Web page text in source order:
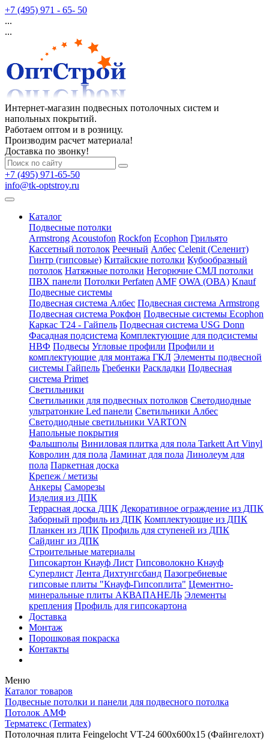
+7 (495) 971 - 65- 50
...
...
Интернет-магазин подвесных потолочных систем и
напольных покрытий.
Работаем оптом и в розницу.
Производим расчет материала!
Доставка по звонку!
+7 (495) 971-65-50
info@tk-optstroy.ru
Каталог
Подвесные потолки
Armstrong Acoustofon Rockfon Ecophon Грильято
Кассетный потолок Реечный Албес Celenit (Селенит)
Гинтр (гипсовые) Китайские потолки Кубообразный
потолок Натяжные потолки Негорючие СМЛ потолки
ПВХ панели Потолки Perfaten AMF OWA (ОВА) Knauf
Подвесные системы
Подвесная система Албес Подвесная система Armstrong
Подвесная система Рокфон Подвесные системы Ecophon
Каркас Т24 - Гайпель Подвесная система USG Donn
Фасадная подсистема Комплектующие для подсистемы
НВФ Подвесы Угловые профили Профили и
комплектующие для монтажа ГКЛ Элементы подвесной
системы Гайпель Гребенки Раскладки Подвесная
система Primet
Светильники
Светильники для подвесных потолков Светодиодные
ультратонкие Led панели Светильники Албес
Светодиодные светильники VARTON
Напольные покрытия
Фальшполы Виниловая плитка для пола Tarkett Art Vinyl
Ковролин для пола Ламинат для пола Линолеум для
пола Паркетная доска
Крепеж / метизы
Анкеры Саморезы
Изделия из ДПК
Террасная доска ДПК Декоративное ограждение из ДПК
Заборный профиль из ДПК Комплектующие из ДПК
Планкен из ДПК Профиль для ступеней из ДПК
Сайдинг из ДПК
Строительные материалы
Гипсокартон Кнауф Лист Гипсоволокно Кнауф
Суперлист Лента Дихтунгсбанд Пазогребневые
гипсовые плиты "Кнауф-Гипсоплита" Цементно-
минеральные плиты АКВАПАНЕЛЬ Элементы
крепления Профиль для гипсокартона
Доставка
Монтаж
Порошковая покраска
Контакты
Меню
Каталог товаров
Подвесные потолки и панели для подвесного потолка
Потолок АМФ
Терматекс (Termatex)
Потолочная плита Feingelocht VT-24 600x600x15 (Файнгелохт)